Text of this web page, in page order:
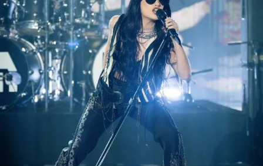
A partir del guiño de la cantante, los fanáticos argentinos
estallaron en furia por su actitud y la «cancelaron» en
redes sociales. De hecho,hasta algunos intentaron
devolver la entrada de los recitales,pero no pudieron
lograrlo.
¿Alcanzará el pedido de disculpas de Rosalía para
reconciliarse con Argentina?
0